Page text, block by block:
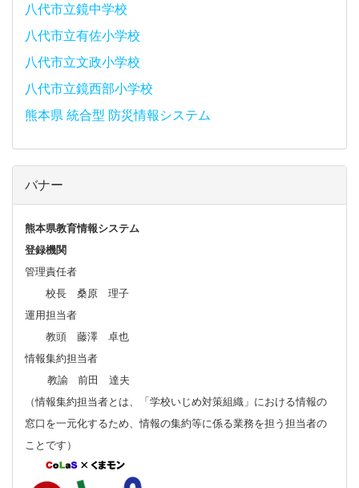
八代市立鏡中学校
八代市立有佐小学校
八代市立文政小学校
八代市立鏡西部小学校
熊本県 統合型 防災情報システム
バナー
熊本県教育情報システム
登録機関
管理責任者
校長 桑原 理子
運用担当者
教頭 藤澤 卓也
情報集約担当者
教諭 前田 達夫
（情報集約担当者とは、「学校いじめ対策組織」における情報の
窓口を一元化するため、情報の集約等に係る業務を担う担当者の
ことです）